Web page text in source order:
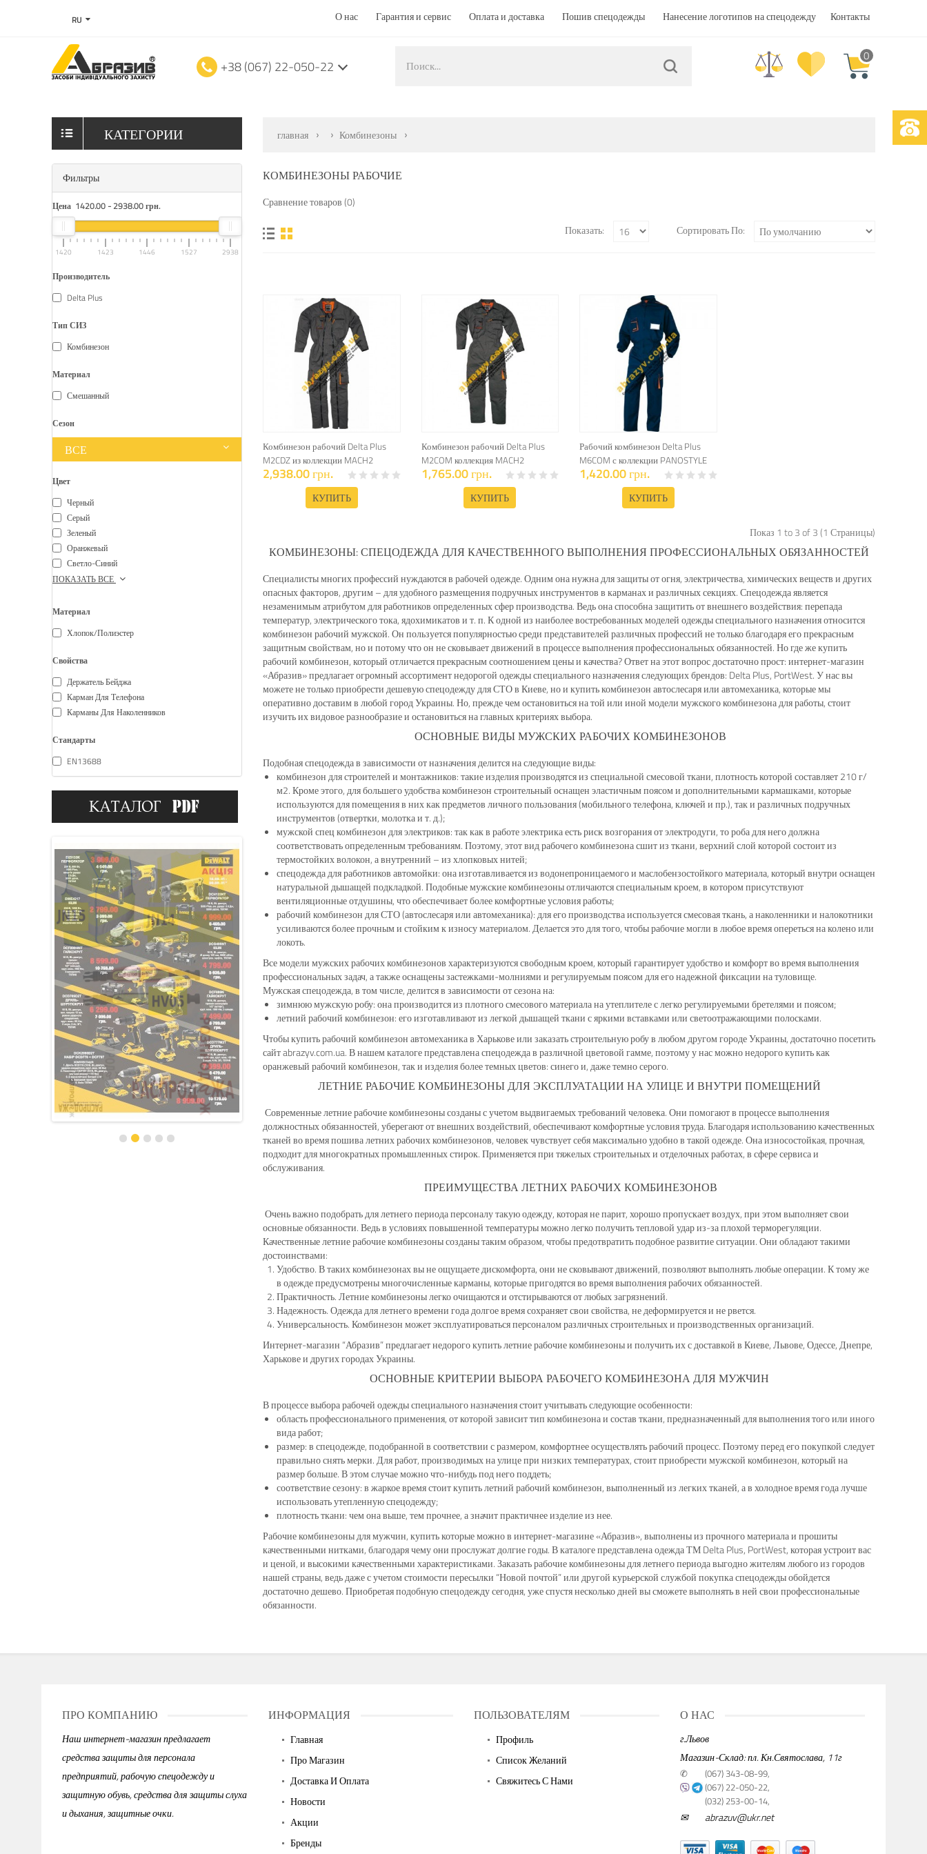
RU О нас Гарантия и сервис Оплата и доставка Пошив спецодежды Нанесение логотипов на спецодежду Контакты
+38 (067) 22-050-22
0
КАТЕГОРИИ
Фильтры
Цена 1420.00-2938.00грн.
1420 1423 1446 1527 2938
Производитель
Delta Plus
Тип СИЗ
Комбинезон
Материал
Смешанный
Сезон
ВСЕ
Цвет
Черный
Серый
Зеленый
Оранжевый
Светло-Синий
ПОКАЗАТЬ ВСЕ
Материал
Хлопок/полиэстер
Свойства
Держатель Бейджа
Карман Для Телефона
Карманы Для Наколенников
Стандарты
EN13688
главная Комбинезоны
КОМБИНЕЗОНЫ РАБОЧИЕ
Сравнение товаров (0)
Сортировать По:
Показать:
Комбинезон рабочий Delta Plus
M2CDZ из коллекции MACH2
2,938.00 грн.
КУПИТЬ
Комбинезон рабочий Delta Plus
M2COM коллекция MACH2
1,765.00 грн.
КУПИТЬ
Рабочий комбинезон Delta Plus
M6COM с коллекции PANOSTYLE
1,420.00 грн.
КУПИТЬ
Показ 1 to 3 of 3 (1 Страницы)
КОМБИНЕЗОНЫ: СПЕЦОДЕЖДА ДЛЯ КАЧЕСТВЕННОГО ВЫПОЛНЕНИЯ ПРОФЕССИОНАЛЬНЫХ ОБЯЗАННОСТЕЙ
Специалисты многих профессий нуждаются в рабочей одежде. Одним она нужна для защиты от огня, электричества, химических веществ и других
опасных факторов, другим – для удобного размещения подручных инструментов в карманах и различных секциях. Спецодежда является
незаменимым атрибутом для работников определенных сфер производства. Ведь она способна защитить от внешнего воздействия: перепада
температур, электрического тока, ядохимикатов и т. п. К одной из наиболее востребованных моделей одежды специального назначения относится
комбинезон рабочий мужской. Он пользуется популярностью среди представителей различных профессий не только благодаря его прекрасным
защитным свойствам, но и потому что он не сковывает движений в процессе выполнения профессиональных обязанностей. Но где же купить
рабочий комбинезон, который отличается прекрасным соотношением цены и качества? Ответ на этот вопрос достаточно прост: интернет-магазин
«Абразив» предлагает огромный ассортимент недорогой одежды специального назначения следующих брендов: Delta Plus, PortWest. У нас вы
можете не только приобрести дешевую спецодежду для СТО в Киеве, но и купить комбинезон автослесаря или автомеханика, которые мы
оперативно доставим в любой город Украины. Но, прежде чем остановиться на той или иной модели мужского комбинезона для работы, стоит
изучить их видовое разнообразие и остановиться на главных критериях выбора.
ОСНОВНЫЕ ВИДЫ МУЖСКИХ РАБОЧИХ КОМБИНЕЗОНОВ
Подобная спецодежда в зависимости от назначения делится на следующие виды:
комбинезон для строителей и монтажников: такие изделия производятся из специальной смесовой ткани, плотность которой составляет 210 г/
м2. Кроме этого, для большего удобства комбинезон строительный оснащен эластичным поясом и дополнительными кармашками, которые
используются для помещения в них как предметов личного пользования (мобильного телефона, ключей и пр.), так и различных подручных
инструментов (отвертки, молотка и т. д.);
мужской спец комбинезон для электриков: так как в работе электрика есть риск возгорания от электродуги, то роба для него должна
соответствовать определенным требованиям. Поэтому, этот вид рабочего комбинезона сшит из ткани, верхний слой которой состоит из
термостойких волокон, а внутренний – из хлопковых нитей;
спецодежда для работников автомойки: она изготавливается из водонепроницаемого и маслобензостойкого материала, который внутри оснащен
натуральной дышащей подкладкой. Подобные мужские комбинезоны отличаются специальным кроем, в котором присутствуют
вентиляционные отдушины, что обеспечивает более комфортные условия работы;
рабочий комбинезон для СТО (автослесаря или автомеханика): для его производства используется смесовая ткань, а наколенники и налокотники
усиливаются более прочным и стойким к износу материалом. Делается это для того, чтобы рабочие могли в любое время опереться на колено или
локоть.
Все модели мужских рабочих комбинезонов характеризуются свободным кроем, который гарантирует удобство и комфорт во время выполнения
профессиональных задач, а также оснащены застежками-молниями и регулируемым поясом для его надежной фиксации на туловище.
Мужская спецодежда, в том числе, делится в зависимости от сезона на:
зимнюю мужскую робу: она производится из плотного смесового материала на утеплителе с легко регулируемыми бретелями и поясом;
летний рабочий комбинезон: его изготавливают из легкой дышащей ткани с яркими вставками или светоотражающими полосками.
Чтобы купить рабочий комбинезон автомеханика в Харькове или заказать строительную робу в любом другом городе Украины, достаточно посетить
сайт abrazyv.com.ua. В нашем каталоге представлена спецодежда в различной цветовой гамме, поэтому у нас можно недорого купить как
оранжевый рабочий комбинезон, так и изделия более темных цветов: синего и, даже темно серого.
ЛЕТНИЕ РАБОЧИЕ КОМБИНЕЗОНЫ ДЛЯ ЭКСПЛУАТАЦИИ НА УЛИЦЕ И ВНУТРИ ПОМЕЩЕНИЙ
Современные летние рабочие комбинезоны созданы с учетом выдвигаемых требований человека. Они помогают в процессе выполнения
должностных обязанностей, уберегают от внешних воздействий, обеспечивают комфортные условия труда. Благодаря использованию качественных
тканей во время пошива летних рабочих комбинезонов, человек чувствует себя максимально удобно в такой одежде. Она износостойкая, прочная,
подходит для многократных промышленных стирок. Применяется при тяжелых строительных и отделочных работах, в сфере сервиса и
обслуживания.
ПРЕИМУЩЕСТВА ЛЕТНИХ РАБОЧИХ КОМБИНЕЗОНОВ
Очень важно подобрать для летнего периода персоналу такую одежду, которая не парит, хорошо пропускает воздух, при этом выполняет свои
основные обязанности. Ведь в условиях повышенной температуры можно легко получить тепловой удар из-за плохой терморегуляции.
Качественные летние рабочие комбинезоны созданы таким образом, чтобы предотвратить подобное развитие ситуации. Они обладают такими
достоинствами:
Удобство. В таких комбинезонах вы не ощущаете дискомфорта, они не сковывают движений, позволяют выполнять любые операции. К тому же
в одежде предусмотрены многочисленные карманы, которые пригодятся во время выполнения рабочих обязанностей.
Практичность. Летние комбинезоны легко очищаются и отстирываются от любых загрязнений.
Надежность. Одежда для летнего времени года долгое время сохраняет свои свойства, не деформируется и не рвется.
Универсальность. Комбинезон может эксплуатироваться персоналом различных строительных и производственных организаций.
Интернет-магазин “Абразив” предлагает недорого купить летние рабочие комбинезоны и получить их с доставкой в Киеве, Львове, Одессе, Днепре,
Харькове и других городах Украины.
ОСНОВНЫЕ КРИТЕРИИ ВЫБОРА РАБОЧЕГО КОМБИНЕЗОНА ДЛЯ МУЖЧИН
В процессе выбора рабочей одежды специального назначения стоит учитывать следующие особенности:
область профессионального применения, от которой зависит тип комбинезона и состав ткани, предназначенный для выполнения того или иного
вида работ;
размер: в спецодежде, подобранной в соответствии с размером, комфортнее осуществлять рабочий процесс. Поэтому перед его покупкой следует
правильно снять мерки. Для работ, производимых на улице при низких температурах, стоит приобрести мужской комбинезон, который на
размер больше. В этом случае можно что-нибудь под него поддеть;
соответствие сезону: в жаркое время стоит купить летний рабочий комбинезон, выполненный из легких тканей, а в холодное время года лучше
использовать утепленную спецодежду;
плотность ткани: чем она выше, тем прочнее, а значит практичнее изделие из нее.
Рабочие комбинезоны для мужчин, купить которые можно в интернет-магазине «Абразив», выполнены из прочного материала и прошиты
качественными нитками, благодаря чему они прослужат долгие годы. В каталоге представлена одежда ТМ Delta Plus, PortWest, которая устроит вас
и ценой, и высокими качественными характеристиками. Заказать рабочие комбинезоны для летнего периода выгодно жителям любого из городов
нашей страны, ведь даже с учетом стоимости пересылки “Новой почтой” или другой курьерской службой покупка спецодежды обойдется
достаточно дешево. Приобретая подобную спецодежду сегодня, уже спустя несколько дней вы сможете выполнять в ней свои профессиональные
обязанности.
ПРО КОМПАНИЮ
Наш интернет-магазин предлагает
средства защиты для персонала
предприятий, рабочую спецодежду и
защитную обувь, средства для защиты слуха
и дыхания, защитные очки.
ИНФОРМАЦИЯ
Главная
Про Магазин
Доставка И Оплата
Новости
Акции
Бренды
ПОЛЬЗОВАТЕЛЯМ
Профиль
Список Желаний
Свяжитесь С Нами
О НАС
г.Львов
Магазин-Склад: пл. Кн.Святослава, 11г
✆
(067) 343-08-99,
(067) 22-050-22,
(032) 253-00-14,
✉ abrazuv@ukr.net